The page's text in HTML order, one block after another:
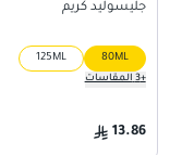
جليسوليد كريم
80ML
125ML
+
3 المقاسات
13.86